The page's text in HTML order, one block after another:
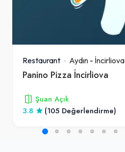
Restaurant Aydın - İncirliova
Panino Pizza İncirliova
Şuan Açık
3.8
(105 Değerlendirme)